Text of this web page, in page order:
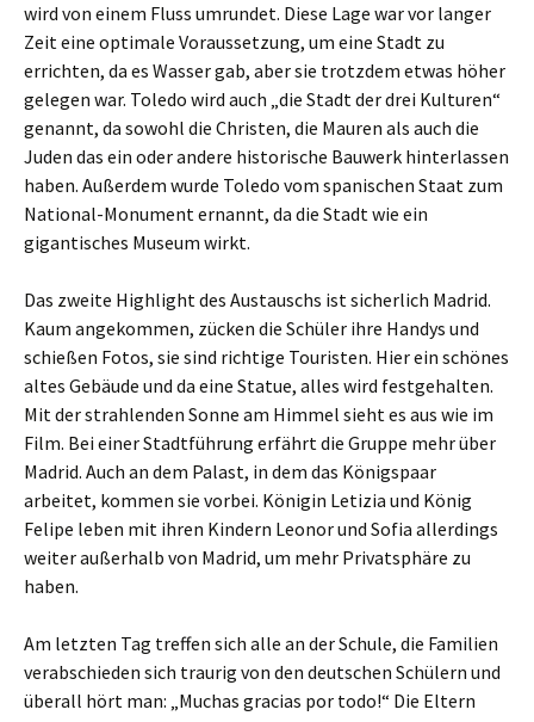
wird von einem Fluss umrundet. Diese Lage war vor langer
Zeit eine optimale Voraussetzung, um eine Stadt zu
errichten, da es Wasser gab, aber sie trotzdem etwas höher
gelegen war. Toledo wird auch „die Stadt der drei Kulturen“
genannt, da sowohl die Christen, die Mauren als auch die
Juden das ein oder andere historische Bauwerk hinterlassen
haben. Außerdem wurde Toledo vom spanischen Staat zum
National-Monument ernannt, da die Stadt wie ein
gigantisches Museum wirkt.
Das zweite Highlight des Austauschs ist sicherlich Madrid.
Kaum angekommen, zücken die Schüler ihre Handys und
schießen Fotos, sie sind richtige Touristen. Hier ein schönes
altes Gebäude und da eine Statue, alles wird festgehalten.
Mit der strahlenden Sonne am Himmel sieht es aus wie im
Film. Bei einer Stadtführung erfährt die Gruppe mehr über
Madrid. Auch an dem Palast, in dem das Königspaar
arbeitet, kommen sie vorbei. Königin Letizia und König
Felipe leben mit ihren Kindern Leonor und Sofia allerdings
weiter außerhalb von Madrid, um mehr Privatsphäre zu
haben.
Am letzten Tag treffen sich alle an der Schule, die Familien
verabschieden sich traurig von den deutschen Schülern und
überall hört man: „Muchas gracias por todo!“ Die Eltern